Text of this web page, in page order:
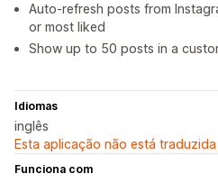
Auto-refresh posts from
or most liked
Show up to 50 posts in a
Idiomas
inglês
Esta aplicação não está
Funciona com